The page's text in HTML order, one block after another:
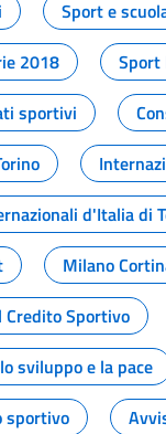
Sport e
2018 Sport
sportivi
d'Italia di
Milano
Sportivo
sviluppo e la pace
sportivo